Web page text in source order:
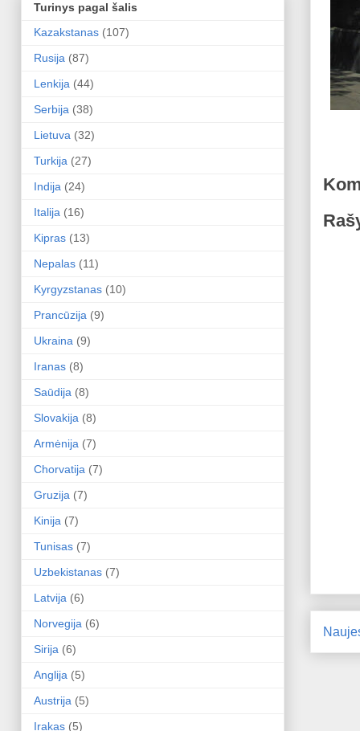
Turinys pagal šalis
Kazakstanas (107)
Rusija (87)
Lenkija (44)
Serbija (38)
Lietuva (32)
Turkija (27)
Indija (24)
Italija (16)
Kipras (13)
Nepalas (11)
Kyrgyzstanas (10)
Prancūzija (9)
Ukraina (9)
Iranas (8)
Saūdija (8)
Slovakija (8)
Armėnija (7)
Chorvatija (7)
Gruzija (7)
Kinija (7)
Tunisas (7)
Uzbekistanas (7)
Latvija (6)
Norvegija (6)
Sirija (6)
Anglija (5)
Austrija (5)
Irakas (5)